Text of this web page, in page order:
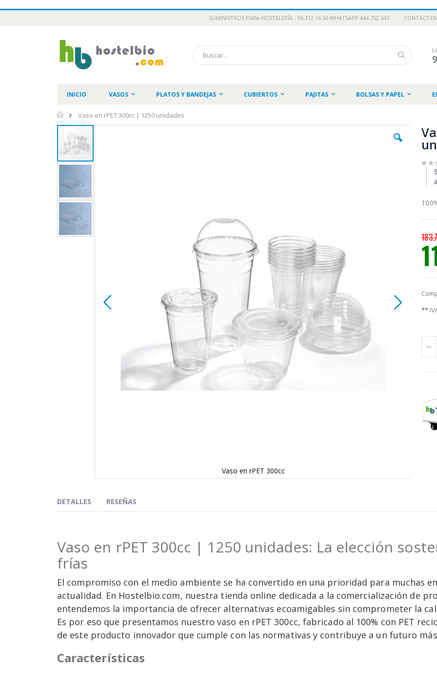
SUMINISTROS PARA HOSTELERÍA - 96 312 16 56 WHATSAPP 644 752 547
Buscar
INICIO VASOS PLATOS Y BANDEJAS CUBIERTOS PAJITAS BOLSAS Y PAPEL
Inicio
Vaso en rPET 300cc | 1250 unidades
Saltar
final
de
la
imágenes
Vaso en rPET 300cc
comienzo
de
imágenes
Precio
**
DETALLES
Vaso en rPET 300cc | 1250 unidades: La elección
frías
El compromiso con el medio ambiente se ha convertido en una prioridad para muchas
actualidad. En Hostelbio.com, nuestra tienda online dedicada a la comercialización de
entendemos la importancia de ofrecer alternativas ecoamigables sin comprometer la
Es por eso que presentamos nuestro vaso en rPET 300cc, fabricado al 100% con PET
de este producto innovador que cumple con las normativas y contribuye a un futuro
Características
RESEÑAS